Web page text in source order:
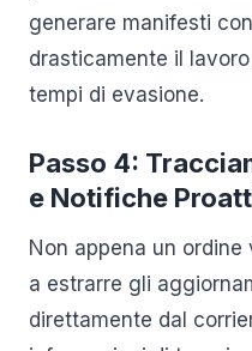
generare manifesti
drasticamente il
tempi di evasione.
Passo 4:
e Notifiche
Non appena un
a estrarre gli
direttamente dal